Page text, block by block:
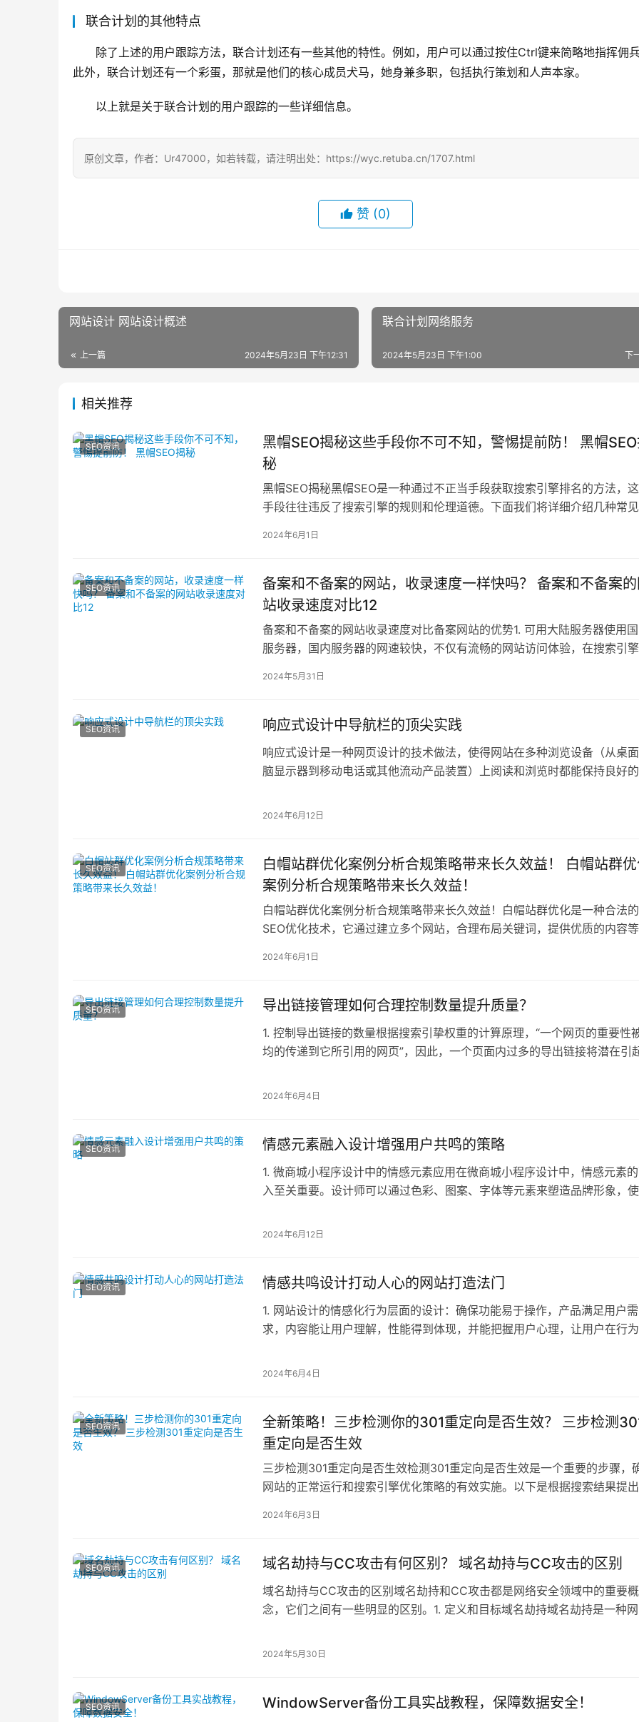
联合计划的其他特点
除了上述的用户跟踪方法，联合计划还有一些其他的特性。例如，用户可以通过按住Ctrl键来简略地指挥佣
此外，联合计划还有一个彩蛋，那就是他们的核心成员犬马，她身兼多职，包括执行策划和人声本家。
以上就是关于联合计划的用户跟踪的一些详细信息。
原创文章，作者：Ur47000，如若转载，请注明出处：https://wyc.retuba.cn/1707.html
赞 (0)
网站设计 网站设计概述
上一篇 2024年5月23日 下午12:31
联合计划网络服务
下
2024年5月23日 下午1:00
相关推荐
SEO资讯
黑帽SEO揭秘这些手段你不可不知，警惕提前防！ 黑帽
秘
黑帽SEO揭秘黑帽SEO是一种通过不正当手段获取搜索引擎排名的方法，
手段往往违反了搜索引擎的规则和伦理道德。下面我们将详细介绍几种常
2024年6月1日
SEO资讯
备案和不备案的网站，收录速度一样快吗？ 备案和不备案
站收录速度对比12
备案和不备案的网站收录速度对比备案网站的优势1. 可用大陆服务器使用
服务器，国内服务器的网速较快，不仅有流畅的网站访问体验，在搜索引
2024年5月31日
SEO资讯 响应式设计中导航栏的顶尖实践
响应式设计是一种网页设计的技术做法，使得网站在多种浏览设备（从桌
脑显示器到移动电话或其他流动产品装置）上阅读和浏览时都能保持良好
2024年6月12日
SEO资讯
白帽站群优化案例分析合规策略带来长久效益！ 白帽站群
案例分析合规策略带来长久效益！
白帽站群优化案例分析合规策略带来长久效益！白帽站群优化是一种合法的
SEO优化技术，它通过建立多个网站，合理布局关键词，提供优质的内容
2024年6月1日
SEO资讯 导出链接管理如何合理控制数量提升质量？
1. 控制导出链接的数量根据搜索引挚权重的计算原理，“一个网页的重要性
均的传递到它所引用的网页”，因此，一个页面内过多的导出链接将潜在引
2024年6月4日
SEO资讯 情感元素融入设计增强用户共鸣的策略
1. 微商城小程序设计中的情感元素应用在微商城小程序设计中，情感元素
入至关重要。设计师可以通过色彩、图案、字体等元素来塑造品牌形象，
2024年6月12日
SEO资讯 情感共鸣设计打动人心的网站打造法门
1. 网站设计的情感化行为层面的设计：确保功能易于操作，产品满足用户需
求，内容能让用户理解，性能得到体现，并能把握用户心理，让用户在行
2024年6月4日
SEO资讯
全新策略！三步检测你的301重定向是否生效？ 三步检测
重定向是否生效
三步检测301重定向是否生效检测301重定向是否生效是一个重要的步骤，
网站的正常运行和搜索引擎优化策略的有效实施。以下是根据搜索结果提
2024年6月3日
SEO资讯 域名劫持与CC攻击有何区别？ 域名劫持与CC攻击的区别
域名劫持与CC攻击的区别域名劫持和CC攻击都是网络安全领域中的重要概
念，它们之间有一些明显的区别。1. 定义和目标域名劫持域名劫持是一种
2024年5月30日
SEO资讯 WindowServer备份工具实战教程，保障数据安全！